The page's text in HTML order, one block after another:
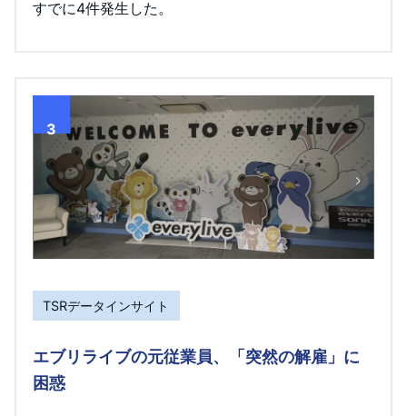
すでに4件発生した。
3
TSRデータインサイト
エブリライブの元従業員、「突然の解雇」に
困惑